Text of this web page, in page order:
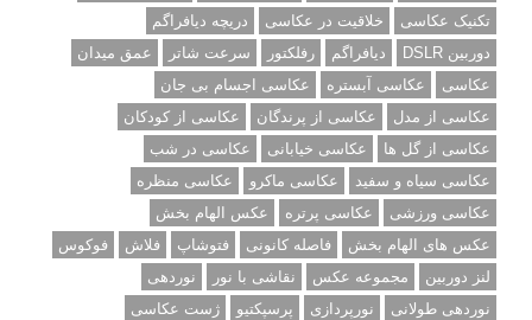
تکنیک عکاسی
خلاقیت در عکاسی
دریچه دیافراگم
دوربین DSLR
دیافراگم رفلکتور سرعت شاتر
عمق میدان
عکاسی
عکاسی آبستره
عکاسی اجسام بی جان
عکاسی از مدل
عکاسی از پرندگان
عکاسی از کودکان
عکاسی از گل ها
عکاسی خیابانی
عکاسی در شب
عکاسی سیاه و سفید
عکاسی ماکرو
عکاسی منظره
عکاسی ورزشی
عکاسی پرتره
عکس الهام بخش
عکس های الهام بخش
فاصله کانونی فتوشاپ فلاش
فوکوس
لنز دوربین
مجموعه عکس نقاشی با نور
نوردهی
نوردهی طولانی
نورپردازی پرسپکتیو ژست عکاسی